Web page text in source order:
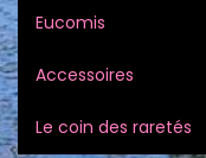
Eucomis
Accessoires
Le coin des raretés